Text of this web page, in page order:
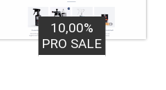
10,00%
PRO SALE